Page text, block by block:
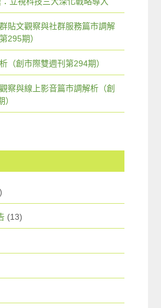
貼文觀察與社群服務篇市調解
295期）
（創市際雙週刊第294期）
察與線上影音篇市調解析（創
(13)